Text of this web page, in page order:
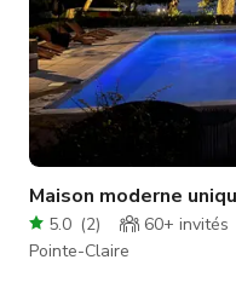
5.0 (2) 60+ invités
Pointe-Claire